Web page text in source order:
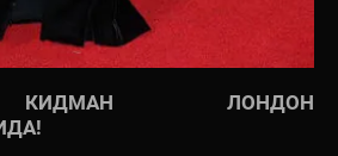
ЛОНДОН